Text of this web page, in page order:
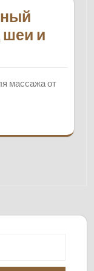
и
массажа от